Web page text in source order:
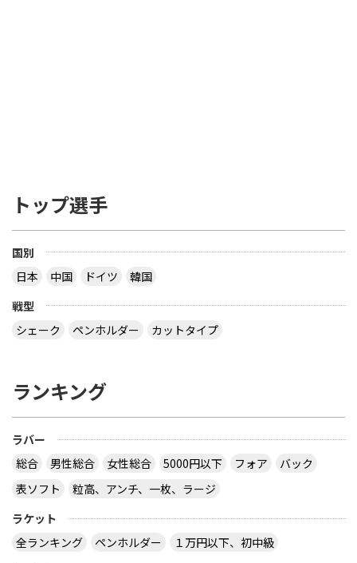
トップ選手
国別
日本
中国 ドイツ
韓国
戦型
シェーク
ペンホルダー カットタイプ
ランキング
ラバー
総合
男性総合 女性総合 5000円以下 フォア
バック
表ソフト
粒高、アンチ、一枚、ラージ
ラケット
全ランキング
ペンホルダー
１万円以下、初中級